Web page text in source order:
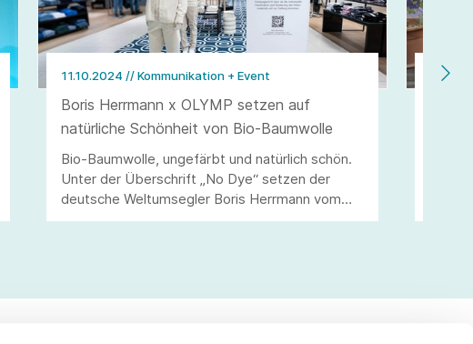
11.10.2024 // Kommunikation + Event
Boris Herrmann x OLYMP setzen auf
natürliche Schönheit von Bio-Baumwolle
Bio-Baumwolle, ungefärbt und natürlich schön.
Unter der Überschrift „No Dye“ setzen der
deutsche Weltumsegler Boris Herrmann vom
Team Malizia und das erfolgreiche